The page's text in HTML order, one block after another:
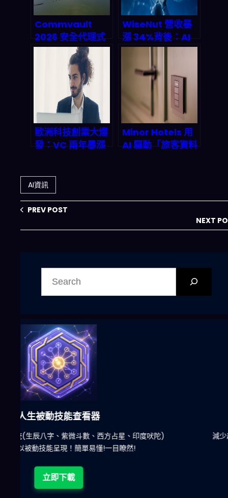
Commvault
2026 安全代理式
AI革命來襲！
Data Activate、
AI Protect 與 AI
Studio 如何讓企
業數據治理零風險
智能升級？
WiseNut 營收暴
漲 34%背後：AI
代理產品線如何重
塑 2026 企業自動
化版圖
歐洲科技創業大爆
發：VC 兩年暴漲
改寫全球版圖？
Minor Hotels 用
AI 驅動「旅客資料
AI資訊
PREV POST
NEXT
減少超過500萬個低概率中獎組合，提高中獎率